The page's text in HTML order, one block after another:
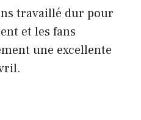
travaillé dur pour
et les fans
une excellente